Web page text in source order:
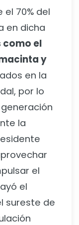
70% del
en dicha
como el
y
en la
por lo
la
el
el
sureste de